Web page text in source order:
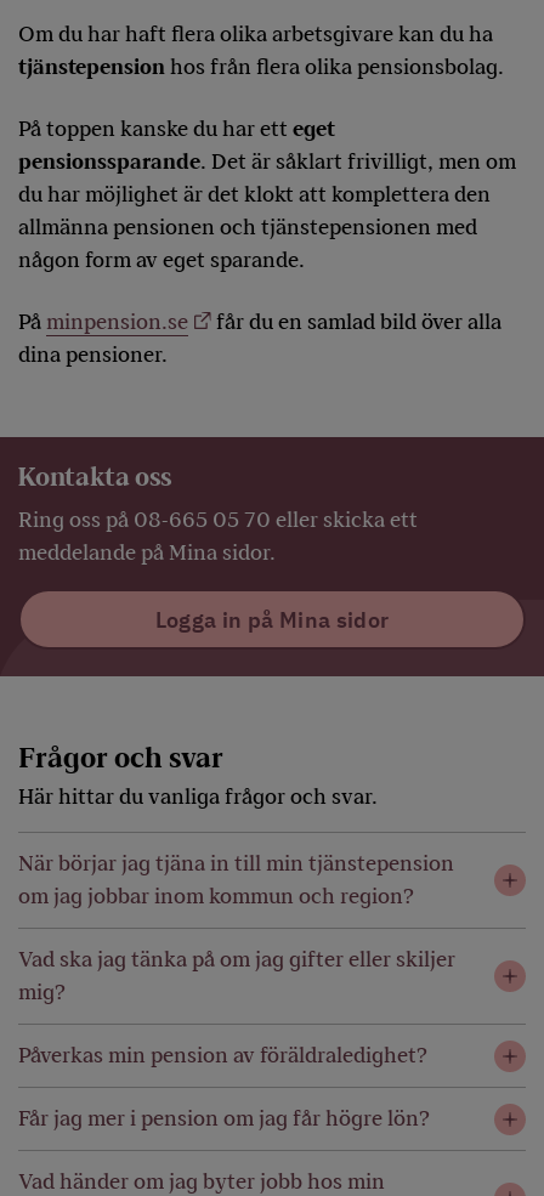
Om du har haft flera olika arbetsgivare kan du ha
tjänstepensionhos från flera olika pensionsbolag.
På toppen kanske du har ett eget
pensionssparande. Det är såklart frivilligt, men om
du har möjlighet är det klokt att komplettera den
allmänna pensionen och tjänstepensionen med
någon form av eget sparande.
På minpension.se
får du en samlad bild över alla
dina pensioner.
Kontakta oss
Ring oss på 08-665 05 70 eller skicka ett
meddelande på Mina sidor.
Logga in på Mina sidor
Frågor och svar
Här hittar du vanliga frågor och svar.
När börjar jag tjäna in till min tjänstepension
om jag jobbar inom kommun och region?
Vad ska jag tänka på om jag gifter eller skiljer
mig?
Påverkas min pension av föräldraledighet?
Får jag mer i pension om jag får högre lön?
Vad händer om jag byter jobb hos min